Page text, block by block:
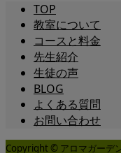
TOP
教室について
コースと料金
先生紹介
生徒の声
BLOG
よくある質問
お問い合わせ
Copyright © アロマガーデ